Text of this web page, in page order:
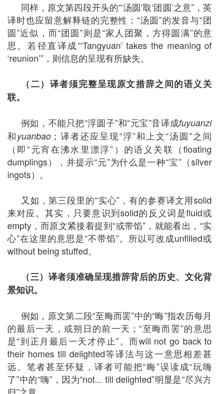
同样，原文第四段开头的“‘汤圆’取‘团圆’之意”，英
译时也应留意解释链的完整性：“汤圆”的发音与“团
圆”近似，而“团圆”则是“家人团聚，方得圆满”的意
思。若径直译成“‘Tangyuan’ takes the meaning of
‘reunion’”，则信息的呈现有所缺失。
（二）译者须完整呈现原文措辞之间的语义关
联。
例如，不能只把“浮圆子”和“元宝”音译成fuyuanzi
和yuanbao；译者还应呈现“浮”和上文“汤圆”之间
（即“元宵在沸水里漂浮”）的语义关联（floating
dumplings），并提示“元”为什么是一种“宝”（silver
ingots）。
又如，第三段里的“实心”，有的参赛译文用solid
来对应。其实，只要意识到solid的反义词是fluid或
empty，而原文紧接着提到“或带馅”，就能看出，“实
心”在这里的意思是“不带馅”。所以可改成unfilled或
without being stuffed。
（三）译者须准确呈现措辞背后的历史、文化背
景知识。
例如，原文第二段“至晦而罢”中的“晦”指农历每月
的最后一天，或朔日的前一天；“至晦而罢”的意思
是“到正月最后一天才停止”。而will not go back to
their homes till delighted等译法与这一意思相差甚
远。笔者甚至怀疑，译者可能把“晦”误读成“玩嗨
了”中的“嗨”，因为“not... till delighted”明显是“尽兴方